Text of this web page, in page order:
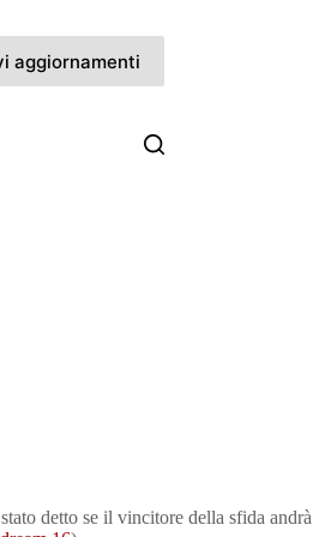
aggiornamenti
detto se il vincitore della sfida andrà